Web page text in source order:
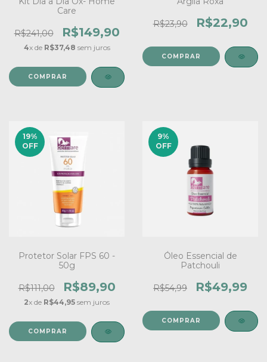
Care
R$241,00 R$149,90
4x de R$37,48 sem juros
R$23,90 R$22,90
COMPRAR
19%
OFF
Protetor Solar FPS 60 -
50g
R$111,00 R$89,90
2x de R$44,95 sem juros
9%
OFF
Óleo Essencial de
Patchouli
R$54,99 R$49,99